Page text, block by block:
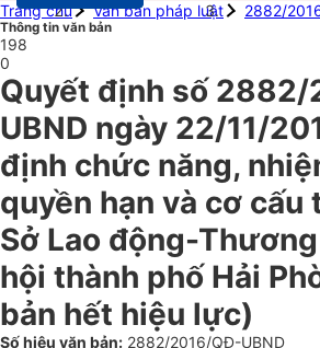
Trang chủ
Văn bản pháp luật 2882/
Thông tin văn bản
198
0
Quyết định số
UBND ngày 22/11/
định chức năng,
quyền hạn và cơ cấu
Sở Lao động-
hội thành phố Hải
bản hết hiệu lực)
Số hiệu văn bản: 2882/2016/QĐ-UBND